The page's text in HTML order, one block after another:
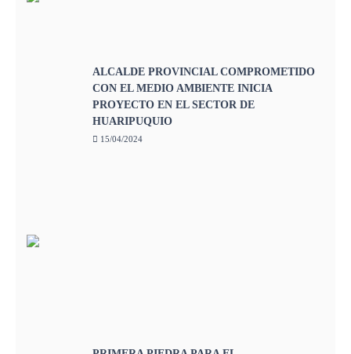
ALCALDE PROVINCIAL COMPROMETIDO
CON EL MEDIO AMBIENTE INICIA
PROYECTO EN EL SECTOR DE
HUARIPUQUIO
15/04/2024